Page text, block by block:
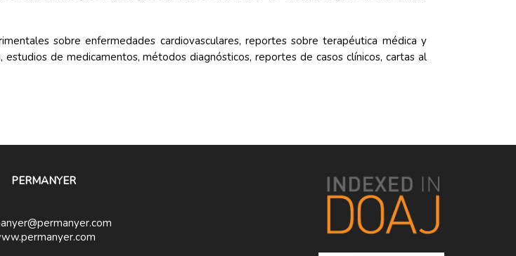
sobre enfermedades cardiovasculares, reportes sobre terapéutica médica y
de medicamentos, métodos diagnósticos, reportes de casos clínicos, cartas al
PERMANYER